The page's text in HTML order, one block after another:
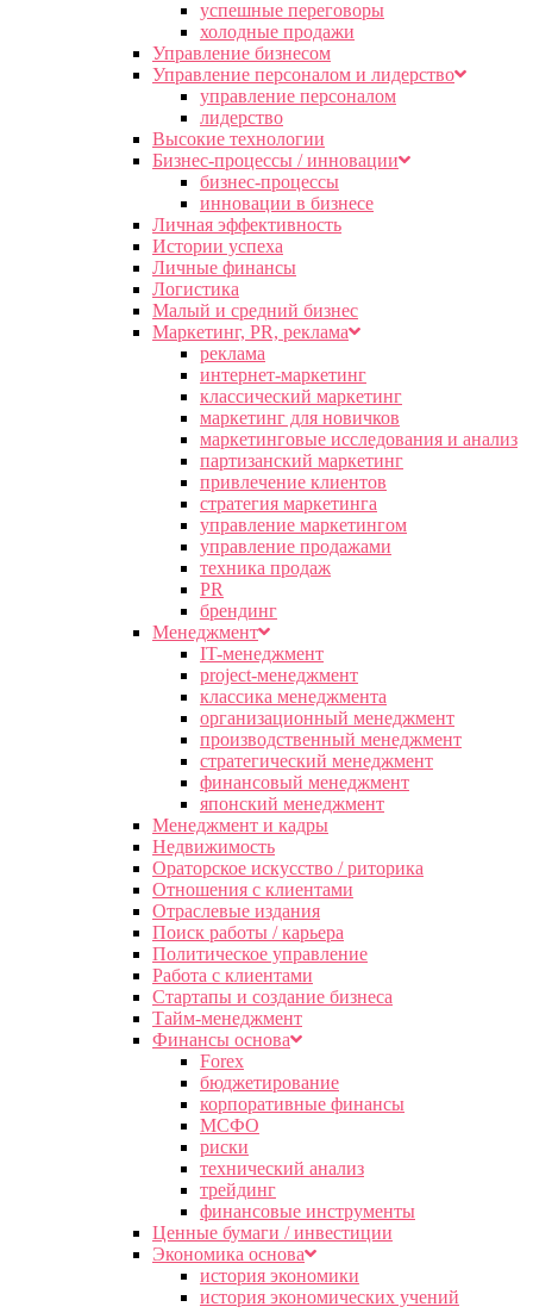
успешные переговоры
холодные продажи
Управление бизнесом
Управление персоналом и лидерство
управление персоналом
лидерство
Высокие технологии
Бизнес-процессы / инновации
бизнес-процессы
инновации в бизнесе
Личная эффективность
Истории успеха
Личные финансы
Логистика
Малый и средний бизнес
Маркетинг, PR, реклама
реклама
интернет-маркетинг
классический маркетинг
маркетинг для новичков
маркетинговые исследования и анализ
партизанский маркетинг
привлечение клиентов
стратегия маркетинга
управление маркетингом
управление продажами
техника продаж
PR
брендинг
Менеджмент
IT-менеджмент
project-менеджмент
классика менеджмента
организационный менеджмент
производственный менеджмент
стратегический менеджмент
финансовый менеджмент
японский менеджмент
Менеджмент и кадры
Недвижимость
Ораторское искусство / риторика
Отношения с клиентами
Отраслевые издания
Поиск работы / карьера
Политическое управление
Работа с клиентами
Стартапы и создание бизнеса
Тайм-менеджмент
Финансы основа
Forex
бюджетирование
корпоративные финансы
МСФО
риски
технический анализ
трейдинг
финансовые инструменты
Ценные бумаги / инвестиции
Экономика основа
история экономики
история экономических учений